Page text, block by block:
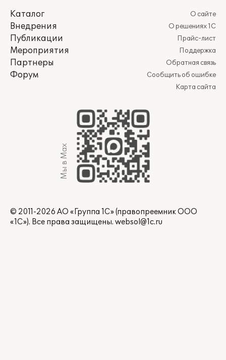
Каталог
Внедрения
Публикации
Мероприятия
Партнеры
Форум
О сайте
О решениях 1С
Прайс-лист
Поддержка
Обратная связь
Сообщить об ошибке
Карта сайта
Мы в Max
© 2011-2026 АО «Группа 1С» (правопреемник ООО
«1С»). Все права защищены. websol@1c.ru